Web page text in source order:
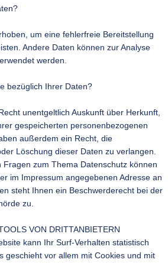
um eine fehlerfreie Bereitstellung
Andere Daten können zur Analyse
werden.
bezüglich Ihrer Daten?
unentgeltlich Auskunft über Herkunft,
gespeicherten personenbezogenen
außerdem ein Recht, die
Löschung dieser Daten zu verlangen.
Fragen zum Thema Datenschutz können
im Impressum angegebenen Adresse an
steht Ihnen ein Beschwerderecht bei der
zu.
VON DRITTANBIETERN
kann Ihr Surf-Verhalten statistisch
geschieht vor allem mit Cookies und mit